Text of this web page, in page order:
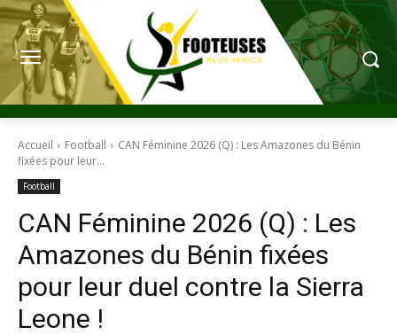
Accueil Football
CAN Féminine 2026 (Q) : Les Amazones du Bénin
fixées pour leur...
Football
CAN Féminine 2026 (Q) : Les
Amazones du Bénin fixées
pour leur duel contre la Sierra
Leone !